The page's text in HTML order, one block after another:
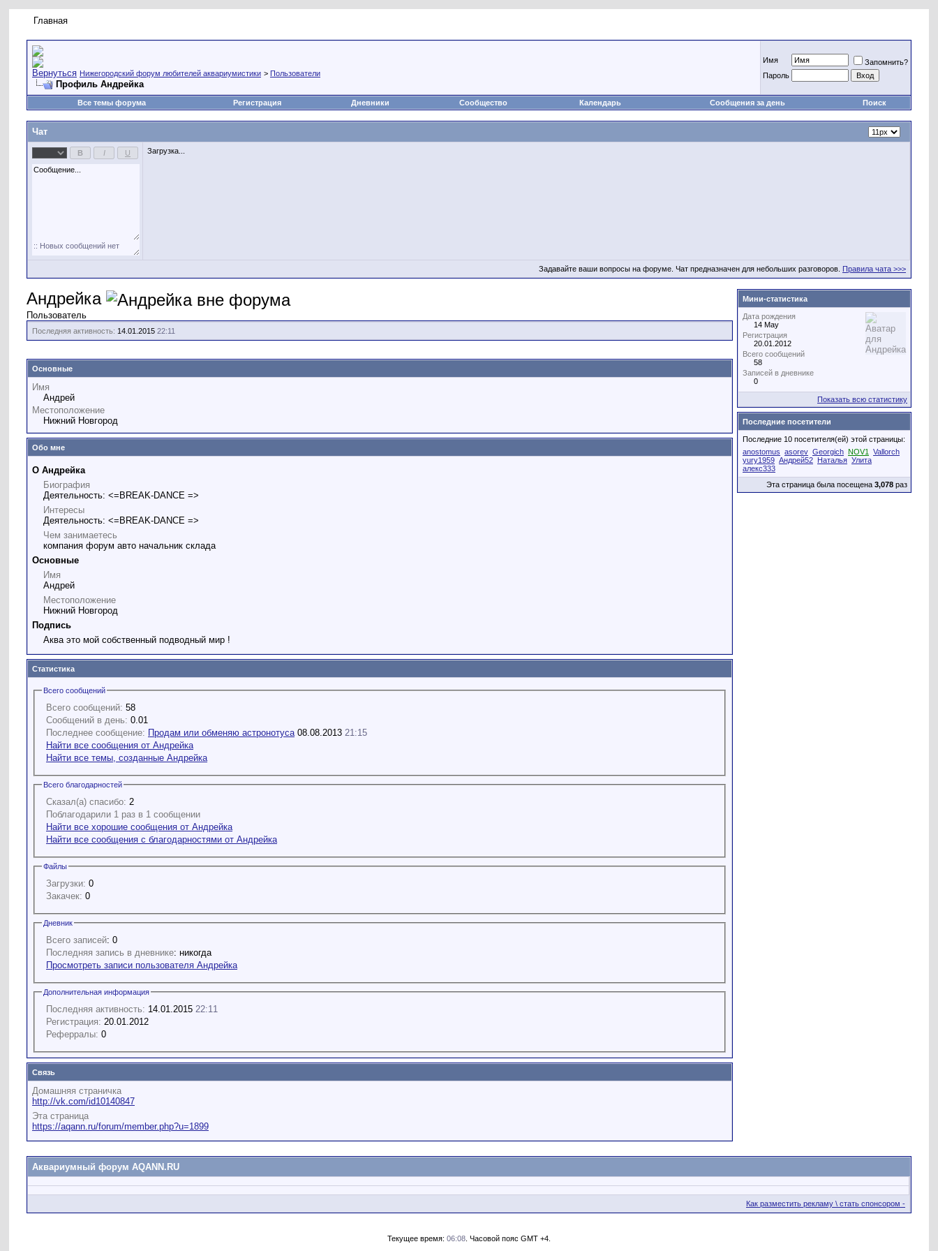
Главная
Нижегородский форум любителей аквариумистики > Пользователи
Профиль Андрейка
Имя
Запомнить?
Пароль
Все темы форума Регистрация Дневники Сообщество Календарь Сообщения за день Поиск
Чат
Загрузка...
Задавайте ваши вопросы на форуме. Чат предназначен для небольших разговоров. Правила чата >>>
Андрейка
Пользователь
Последняя активность: 14.01.2015 22:11
Основные
Имя
Андрей
Местоположение
Нижний Новгород
Обо мне
О Андрейка
Биография
Деятельность: <=BREAK-DANCE =>
Интересы
Деятельность: <=BREAK-DANCE =>
Чем занимаетесь
компания форум авто начальник склада
Основные
Имя
Андрей
Местоположение
Нижний Новгород
Подпись
Аква это мой собственный подводный мир !
Статистика
Всего сообщений
Всего сообщений: 58
Сообщений в день: 0.01
Последнее сообщение: Продам или обменяю астронотуса 08.08.2013 21:15
Найти все сообщения от Андрейка
Найти все темы, созданные Андрейка
Всего благодарностей
Сказал(а) спасибо: 2
Поблагодарили 1 раз в 1 сообщении
Найти все хорошие сообщения от Андрейка
Найти все сообщения с благодарностями от Андрейка
Файлы
Загрузки: 0
Закачек: 0
Дневник
Всего записей: 0
Последняя запись в дневнике : никогда
Просмотреть записи пользователя Андрейка
Дополнительная информация
Последняя активность: 14.01.2015 22:11
Регистрация: 20.01.2012
Реферралы: 0
Связь
Домашняя страничка
http://vk.com/id10140847
Эта страница
https://aqann.ru/forum/member.php?u=1899
Мини-статистика
Дата рождения
14 May
Регистрация
20.01.2012
Всего сообщений
58
Записей в дневнике
0
Показать всю статистику
Последние посетители
Последние 10 посетителя(ей) этой страницы:
anostomus asorev Georgich NOV1
Vallorch
yury1959 Андрей52 Наталья Улита
алекс333
Эта страница была посещена 3,078 раз
Аквариумный форум AQANN.RU
Как разместить рекламу \ стать спонсором -
Текущее время: 06:08 . Часовой пояс GMT +4.